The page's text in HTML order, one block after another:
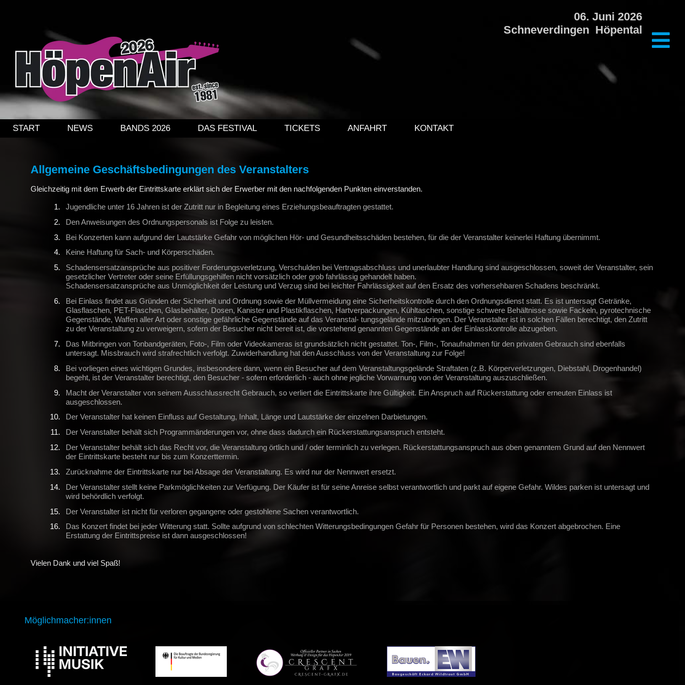
06. Juni 2026
Schneverdingen Höpental
NAVIGATION ÜBERSPRINGEN
START NEWS BANDS 2026 DAS FESTIVAL TICKETS ANFAHRT KONTAKT
Allgemeine Geschäftsbedingungen des Veranstalters
Gleichzeitig mit dem Erwerb der Eintrittskarte erklärt sich der Erwerber mit den nachfolgenden Punkten einverstanden.
Jugendliche unter 16 Jahren ist der Zutritt nur in Begleitung eines Erziehungsbeauftragten gestattet.
Den Anweisungen des Ordnungspersonals ist Folge zu leisten.
Bei Konzerten kann aufgrund der Lautstärke Gefahr von möglichen Hör- und Gesundheitsschäden bestehen, für die der Veranstalter keinerlei Haftung übernimmt.
Keine Haftung für Sach- und Körperschäden.
Schadensersatzansprüche aus positiver Forderungsverletzung, Verschulden bei Vertragsabschluss und unerlaubter Handlung sind ausgeschlossen, soweit der Veranstalter, sein
gesetzlicher Vertreter oder seine Erfüllungsgehilfen nicht vorsätzlich oder grob fahrlässig gehandelt haben.
Schadensersatzansprüche aus Unmöglichkeit der Leistung und Verzug sind bei leichter Fahrlässigkeit auf den Ersatz des vorhersehbaren Schadens beschränkt.
Bei Einlass findet aus Gründen der Sicherheit und Ordnung sowie der Müllvermeidung eine Sicherheitskontrolle durch den Ordnungsdienst statt. Es ist untersagt Getränke,
Glasflaschen, PET-Flaschen, Glasbehälter, Dosen, Kanister und Plastikflaschen, Hartverpackungen, Kühltaschen, sonstige schwere Behältnisse sowie Fackeln, pyrotechnische
Gegenstände, Waffen aller Art oder sonstige gefährliche Gegenstände auf das Veranstal- tungsgelände mitzubringen. Der Veranstalter ist in solchen Fällen berechtigt, den Zutritt
zu der Veranstaltung zu verweigern, sofern der Besucher nicht bereit ist, die vorstehend genannten Gegenstände an der Einlasskontrolle abzugeben.
Das Mitbringen von Tonbandgeräten, Foto-, Film oder Videokameras ist grundsätzlich nicht gestattet. Ton-, Film-, Tonaufnahmen für den privaten Gebrauch sind ebenfalls
untersagt. Missbrauch wird strafrechtlich verfolgt. Zuwiderhandlung hat den Ausschluss von der Veranstaltung zur Folge!
Bei vorliegen eines wichtigen Grundes, insbesondere dann, wenn ein Besucher auf dem Veranstaltungsgelände Straftaten (z.B. Körperverletzungen, Diebstahl, Drogenhandel)
begeht, ist der Veranstalter berechtigt, den Besucher - sofern erforderlich - auch ohne jegliche Vorwarnung von der Veranstaltung auszuschließen.
Macht der Veranstalter von seinem Ausschlussrecht Gebrauch, so verliert die Eintrittskarte ihre Gültigkeit. Ein Anspruch auf Rückerstattung oder erneuten Einlass ist
ausgeschlossen.
Der Veranstalter hat keinen Einfluss auf Gestaltung, Inhalt, Länge und Lautstärke der einzelnen Darbietungen.
Der Veranstalter behält sich Programmänderungen vor, ohne dass dadurch ein Rückerstattungsanspruch entsteht.
Der Veranstalter behält sich das Recht vor, die Veranstaltung örtlich und / oder terminlich zu verlegen. Rückerstattungsanspruch aus oben genanntem Grund auf den Nennwert
der Eintrittskarte besteht nur bis zum Konzerttermin.
Zurücknahme der Eintrittskarte nur bei Absage der Veranstaltung. Es wird nur der Nennwert ersetzt.
Der Veranstalter stellt keine Parkmöglichkeiten zur Verfügung. Der Käufer ist für seine Anreise selbst verantwortlich und parkt auf eigene Gefahr. Wildes parken ist untersagt und
wird behördlich verfolgt.
Der Veranstalter ist nicht für verloren gegangene oder gestohlene Sachen verantwortlich.
Das Konzert findet bei jeder Witterung statt. Sollte aufgrund von schlechten Witterungsbedingungen Gefahr für Personen bestehen, wird das Konzert abgebrochen. Eine
Erstattung der Eintrittspreise ist dann ausgeschlossen!
Vielen Dank und viel Spaß!
Möglichmacher:innen
PREISE + VERPFLEGUNG
ÜBERNACHTUNG
KINDERPROGRAMM
HISTORIE
GALERIE HÖPENAIR 2024
GALERIE HÖPENAIR 2022